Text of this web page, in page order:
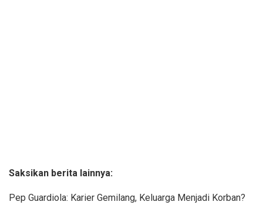
Saksikan berita lainnya:
Pep Guardiola: Karier Gemilang, Keluarga Menjadi Korban?